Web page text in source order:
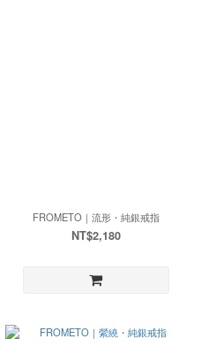
FROMETO｜流形・純銀戒指
NT$2,180